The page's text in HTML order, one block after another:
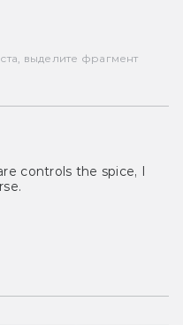
выделите фрагмент
controls the spice, I